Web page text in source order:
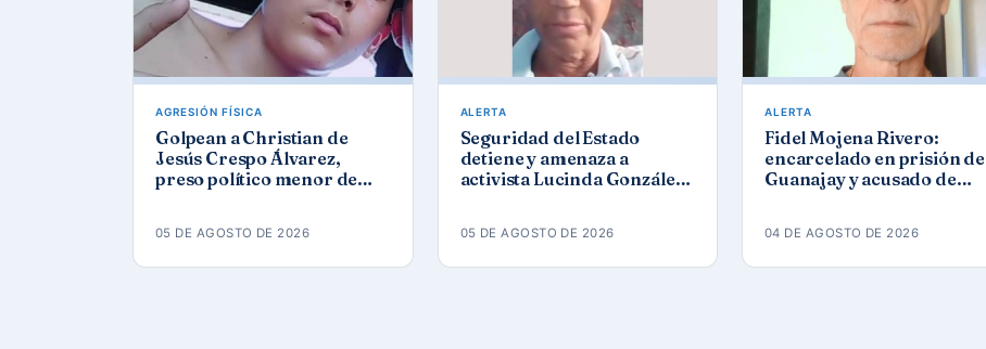
AGRESIÓN FÍSICA
Golpean a Christian de
Jesús Crespo Álvarez,
preso político menor de
05 DE AGOSTO DE 2026
ALERTA
Seguridad del Estado
detiene y amenaza a
activista Lucinda González
05 DE AGOSTO DE 2026
ALERTA
Fidel Mojena Rivero:
encarcelado en prisión de
Guanajay y acusado de
04 DE AGOSTO DE 2026